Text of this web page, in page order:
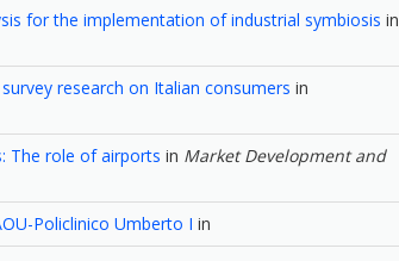
for the implementation of industrial symbiosis in
research on Italian consumers in
The role of airports in Market Development and
Policlinico Umberto I in